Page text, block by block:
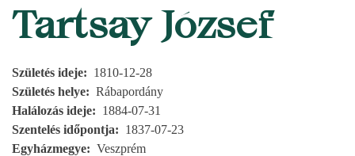
Tartsay József
Születés ideje
1810-12-28
Születés helye
Rábapordány
Halálozás ideje
1884-07-31
Szentelés időpontja
1837-07-23
Egyházmegye
Veszprém